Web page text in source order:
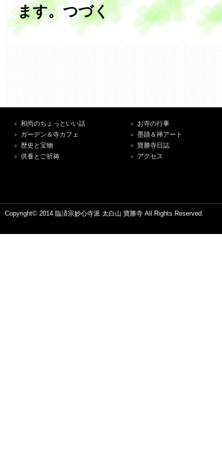
ます。つづく
和尚のちょっといい話
ガーデン＆寺カフェ
歴史と宝物
供養とご祈祷
お寺の行事
墨蹟＆禅アート
寶勝寺日誌
アクセス
Copyright© 2014 臨済宗妙心寺派 太白山 寶勝寺 All Rights Reserved.